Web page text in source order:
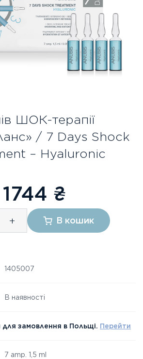
ШОК-терапії
/ 7 Days Shock
– Hyaluronic
1744 ₴
+ В кошик
1405007
В наявності
для замовлення в Польщі. Перейти
7 amp. 1,5 ml